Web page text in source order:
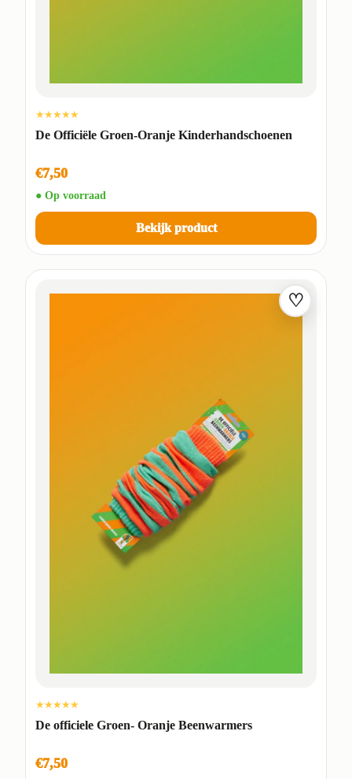
★★★★★
De Officiële Groen-Oranje Kinderhandschoenen
€7,50
● Op voorraad
Bekijk product
♡
★★★★★
De officiele Groen- Oranje Beenwarmers
€7,50